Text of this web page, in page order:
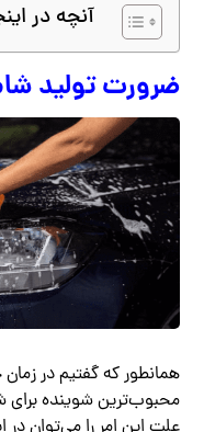
آنچه در
ضرورت تولید
همانطور که گفتیم در
محبوب‌ترین شوینده